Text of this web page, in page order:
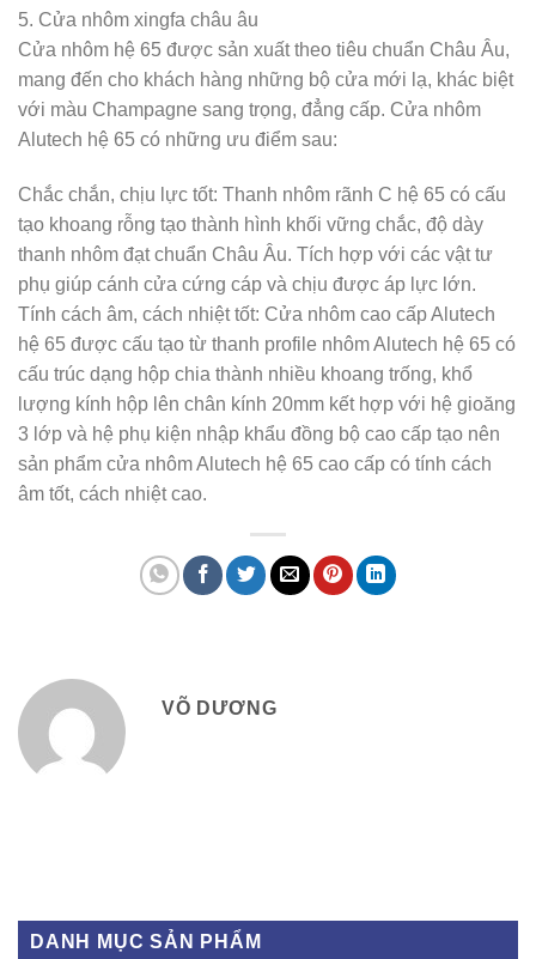
5. Cửa nhôm xingfa châu âu
Cửa nhôm hệ 65 được sản xuất theo tiêu chuẩn Châu Âu,
mang đến cho khách hàng những bộ cửa mới lạ, khác biệt
với màu Champagne sang trọng, đẳng cấp. Cửa nhôm
Alutech hệ 65 có những ưu điểm sau:
Chắc chắn, chịu lực tốt: Thanh nhôm rãnh C hệ 65 có cấu
tạo khoang rỗng tạo thành hình khối vững chắc, độ dày
thanh nhôm đạt chuẩn Châu Âu. Tích hợp với các vật tư
phụ giúp cánh cửa cứng cáp và chịu được áp lực lớn.
Tính cách âm, cách nhiệt tốt: Cửa nhôm cao cấp Alutech
hệ 65 được cấu tạo từ thanh profile nhôm Alutech hệ 65 có
cấu trúc dạng hộp chia thành nhiều khoang trống, khổ
lượng kính hộp lên chân kính 20mm kết hợp với hệ gioăng
3 lớp và hệ phụ kiện nhập khẩu đồng bộ cao cấp tạo nên
sản phẩm cửa nhôm Alutech hệ 65 cao cấp có tính cách
âm tốt, cách nhiệt cao.
VÕ DƯƠNG
DANH MỤC SẢN PHẨM